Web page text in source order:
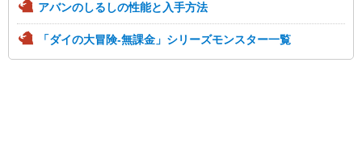
アバンのしるしの性能と入手方法
「ダイの大冒険-無課金」シリーズモンスター一覧